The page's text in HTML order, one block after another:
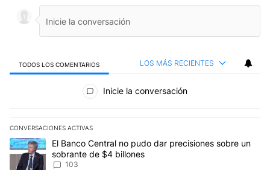
TODOS LOS COMENTARIOS LOS MÁS RECIENTES
Todos los comentarios
Inicie la conversación
CONVERSACIONES ACTIVAS
Este listado muestra los artículos con más comentarios en los
Un artículo de tendencia con el título "El Banco Central no pudo
El Banco Central no pudo dar precisiones sobre un
sobrante de $4 billones
103